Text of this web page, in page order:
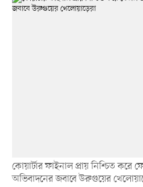
কোয়ার্টার ফাইনাল প্রায় নিশ্চিত
অভিবাদনের জবাবে উরুগুয়ের